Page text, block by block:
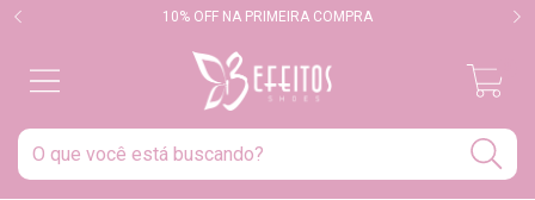
10% OFF NA PRIMEIRA COMPRA